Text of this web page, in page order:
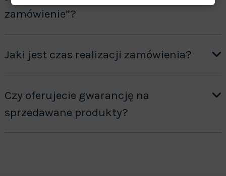
zamówienie”?
Jaki jest czas realizacji zamówienia?
Czy oferujecie gwarancję na
sprzedawane produkty?